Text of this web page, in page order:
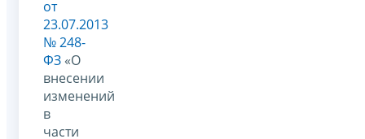
от
23.07.2013
№ 248-
ФЗ «О
внесении
изменений
в
части